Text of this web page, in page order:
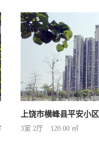
上饶市横峰县平安小区
3室 2厅 120.00 ㎡